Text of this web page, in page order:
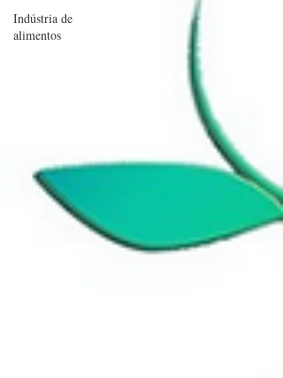
Indústria de
alimentos